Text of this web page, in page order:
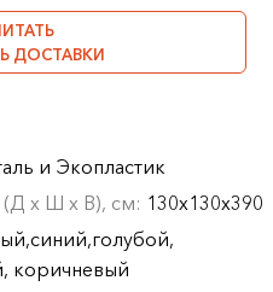
ДОСТАВКИ
и Экопластик
х Ш х В), см: 130х130х390
коричневый